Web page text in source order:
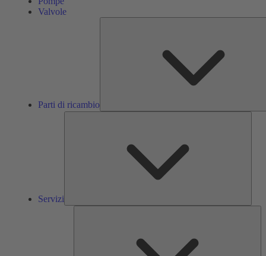
Valvole
Parti di ricambio
Servizi